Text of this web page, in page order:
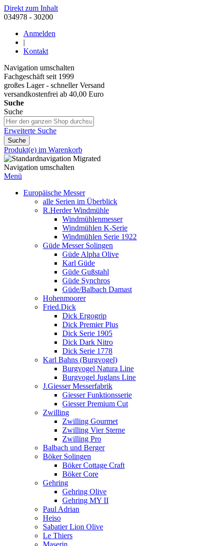
Direkt zum Inhalt
034978 - 30200
Anmelden
|
Kontakt
Navigation umschalten
Fachgeschäft seit 1999
großes Lager - schneller Versand
versandkostenfrei ab 40,00 Euro
Suche
Suche
Erweiterte Suche
Suche
Produkt(e) im Warenkorb
Navigation umschalten
Menü
Europäische Messer
alle Serien im Überblick
R.Herder Windmühle
Windmühlenmesser
Windmühlen K-Serie
Windmühlen Serie 1922
Güde Messer Solingen
Güde Alpha Olive
Karl Güde
Güde Gußstahl
Güde Synchros
Güde/Balbach Damast
Hohenmoorer
Fried.Dick
Dick Ergogrip
Dick Premier Plus
Dick Serie 1905
Dick Dark Nitro
Dick Serie 1778
Karl Bahns (Burgvogel)
Burgvogel Natura Line
Burgvogel Juglans Line
J.Giesser Messerfabrik
Giesser Funktionsserie
Giesser Premium Cut
Zwilling
Zwilling Gourmet
Zwilling Vier Sterne
Zwilling Pro
Balbach und Berger
Böker Solingen
Böker Cottage Craft
Böker Core
Gehring
Gehring Olive
Gehring MY II
Paul Adrian
Heiso
Sabatier Lion Olive
Le Thiers
Maserin